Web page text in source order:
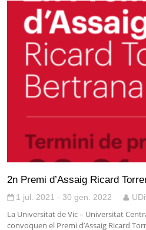
2n Premi d’Assaig Ricard
1 jul. 2021 - 30 gen. 2022
La Universitat de Vic – Universitat
convoquen el Premi d’Assaig Ricard